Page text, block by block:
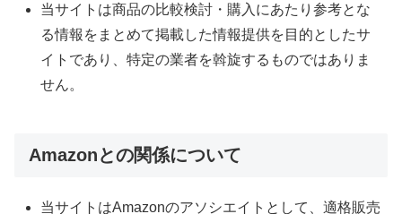
当サイトは商品の比較検討・購入にあたり参考とな
る情報をまとめて掲載した情報提供を目的としたサ
イトであり、特定の業者を斡旋するものではありま
せん。
Amazonとの関係について
当サイトはAmazonのアソシエイトとして、適格販売